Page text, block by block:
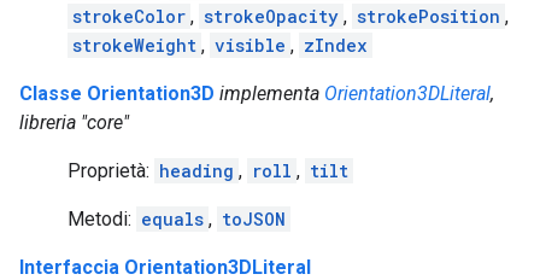
strokeColor , strokeOpacity , strokePosition ,
strokeWeight , visible , zIndex
Classe Orientation3D implementa Orientation3DLiteral,
libreria "core"
Proprietà: heading , roll , tilt
Metodi: equals , toJSON
Interfaccia Orientation3DLiteral